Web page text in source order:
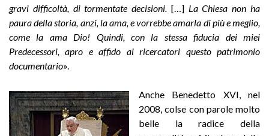
gravi difficoltà, di tormentate decisioni. […] La Chiesa non ha
paura della storia, anzi, la ama, e vorrebbe amarla di più e meglio,
come la ama Dio! Quindi, con la stessa fiducia dei miei
Predecessori, apro e affido ai ricercatori questo patrimonio
documentario».
Anche Benedetto XVI, nel
2008, colse con parole molto
belle la radice della